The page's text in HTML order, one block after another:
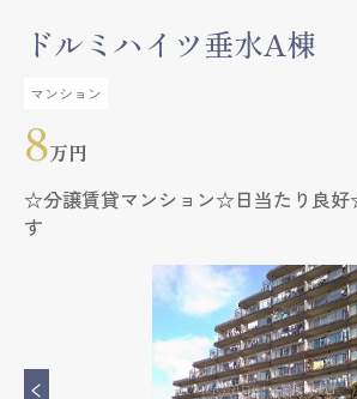
ドルミハイツ垂水A棟
マンション
8万円
☆分譲賃貸マンション☆日当たり良
す